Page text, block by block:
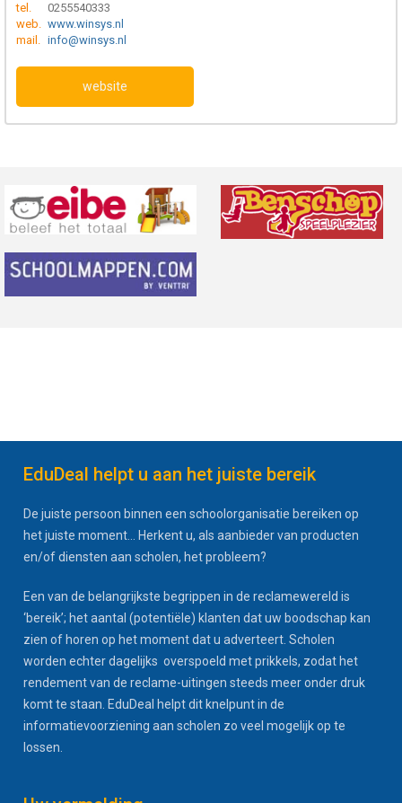
tel.
0255540333
web. www.winsys.nl
mail. info@winsys.nl
website
EduDeal helpt u aan het juiste bereik
De juiste persoon binnen een schoolorganisatie bereiken op
het juiste moment... Herkent u, als aanbieder van producten
en/of diensten aan scholen, het probleem?
Een van de belangrijkste begrippen in de reclamewereld is
‘bereik’; het aantal (potentiële) klanten dat uw boodschap kan
zien of horen op het moment dat u adverteert. Scholen
worden echter dagelijks overspoeld met prikkels, zodat het
rendement van de reclame-uitingen steeds meer onder druk
komt te staan. EduDeal helpt dit knelpunt in de
informatievoorziening aan scholen zo veel mogelijk op te
lossen.